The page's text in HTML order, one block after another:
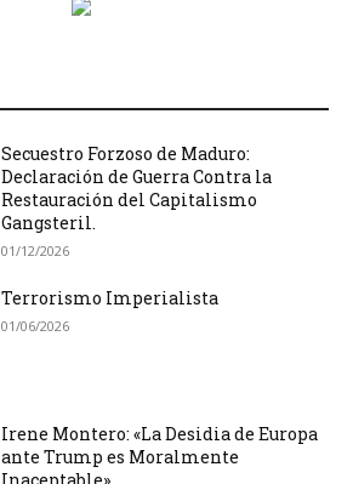
Secuestro Forzoso de Maduro:
Declaración de Guerra Contra la
Restauración del Capitalismo
Gangsteril.
01/12/2026
Terrorismo Imperialista
01/06/2026
Irene Montero: «La Desidia de Europa
ante Trump es Moralmente
Inaceptable»